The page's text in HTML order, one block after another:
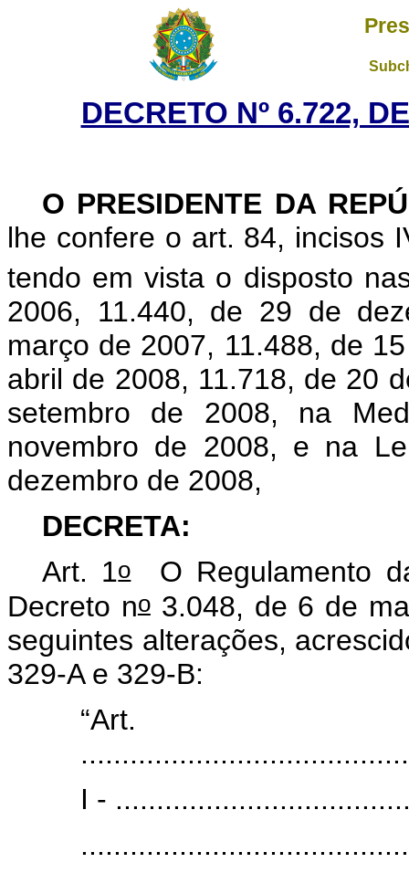
DECRETO Nº 6.722,
O PRESIDENTE DA
lhe confere o art. 84, incisos
tendo em vista o disposto
2006, 11.440, de 29 de
março de 2007, 11.488, de
abril de 2008, 11.718, de 20
setembro de 2008, na
novembro de 2008, e na
dezembro de 2008,
DECRETA:
Art. 1oO Regulamento
Decreto no3.048, de 6 de
seguintes alterações,
329-A e 329-B:
I -